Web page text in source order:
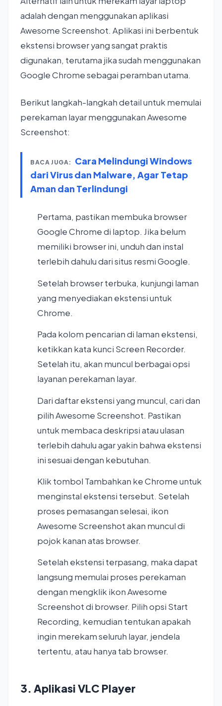
adalah dengan menggunakan aplikasi
Awesome Screenshot. Aplikasi ini berbentuk
ekstensi browser yang sangat praktis
digunakan, terutama jika sudah menggunakan
Google Chrome sebagai peramban utama.
Berikut langkah-langkah detail untuk memulai
perekaman layar menggunakan Awesome
Screenshot:
BACA JUGA:
Cara Melindungi Windows
dari Virus dan Malware, Agar Tetap
Aman dan Terlindungi
Pertama, pastikan membuka browser
Google Chrome di laptop. Jika belum
memiliki browser ini, unduh dan instal
terlebih dahulu dari situs resmi Google.
Setelah browser terbuka, kunjungi laman
yang menyediakan ekstensi untuk
Chrome.
Pada kolom pencarian di laman ekstensi,
ketikkan kata kunci Screen Recorder.
Setelah itu, akan muncul berbagai opsi
layanan perekaman layar.
Dari daftar ekstensi yang muncul, cari dan
pilih Awesome Screenshot. Pastikan
untuk membaca deskripsi atau ulasan
terlebih dahulu agar yakin bahwa ekstensi
ini sesuai dengan kebutuhan.
Klik tombol Tambahkan ke Chrome untuk
menginstal ekstensi tersebut. Setelah
proses pemasangan selesai, ikon
Awesome Screenshot akan muncul di
pojok kanan atas browser.
Setelah ekstensi terpasang, maka dapat
langsung memulai proses perekaman
dengan mengklik ikon Awesome
Screenshot di browser. Pilih opsi Start
Recording, kemudian tentukan apakah
ingin merekam seluruh layar, jendela
tertentu, atau hanya tab browser.
3. Aplikasi VLC Player